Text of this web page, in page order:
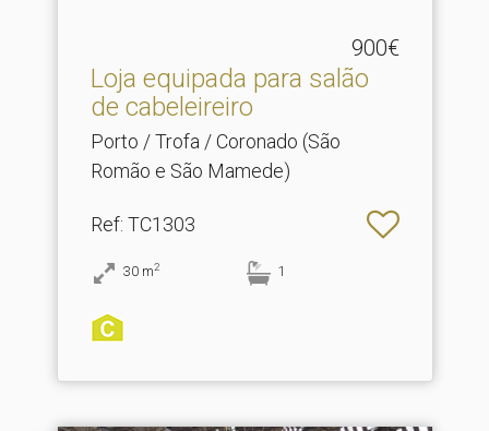
900€
Loja equipada para salão
de cabeleireiro
Porto / Trofa / Coronado (São
Romão e São Mamede)
Ref: TC1303
30 m2 1